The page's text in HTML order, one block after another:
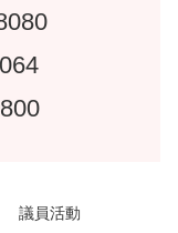
議員活動